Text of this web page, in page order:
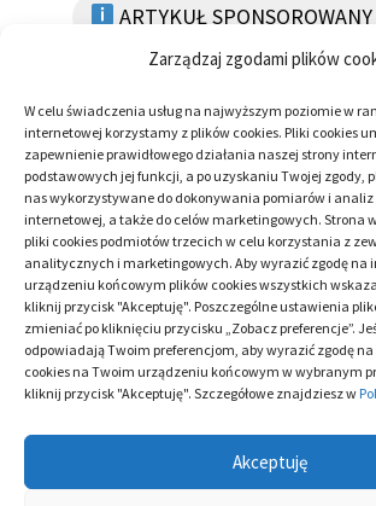
Zarządzaj zgodami plików
W celu świadczenia usług na najwyższym poziomie w
internetowej korzystamy z plików cookies. Pliki cookies
zapewnienie prawidłowego działania naszej strony
podstawowych jej funkcji, a po uzyskaniu Twojej zgody,
nas wykorzystywane do dokonywania pomiarów i
internetowej, a także do celów marketingowych. Strona
pliki cookies podmiotów trzecich w celu korzystania z
analitycznych i marketingowych. Aby wyrazić zgodę na
urządzeniu końcowym plików cookies wszystkich
kliknij przycisk "Akceptuję". Poszczególne ustawienia
zmieniać po kliknięciu przycisku „Zobacz preferencje”.
odpowiadają Twoim preferencjom, aby wyrazić zgodę
cookies na Twoim urządzeniu końcowym w wybranym
kliknij przycisk "Akceptuję". Szczegółowe znajdziesz w
Akceptuję
ARTYKUŁ SPONSOROWANY
CATEGORY: ARTYKUŁ SPONSOROWANY /
Zobacz
wpisy
Previous
post:
Kłopoty z penisem? Są
pomogą
Next
Eksperci poprawiający urodę
należałoby dobrze wybrać